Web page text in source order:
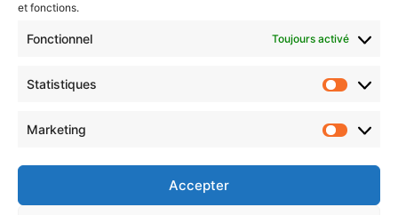
et fonctions.
Fonctionnel Toujours activé
Statistiques
Marketing
Accepter
Choisissez : matin, soir ou hebdo ?
votre